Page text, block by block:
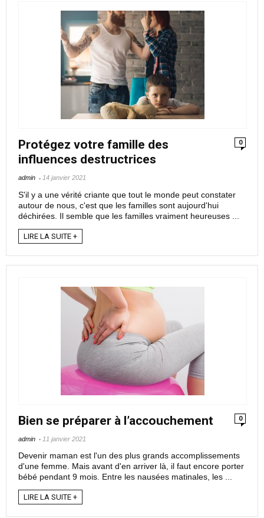
Protégez votre famille des
influences destructrices
0
admin 14 janvier 2021
S'il y a une vérité criante que tout le monde peut constater
autour de nous, c'est que les familles sont aujourd'hui
déchirées. Il semble que les familles vraiment heureuses ...
LIRE LA SUITE +
Bien se préparer à l’accouchement 0
admin 11 janvier 2021
Devenir maman est l'un des plus grands accomplissements
d'une femme. Mais avant d'en arriver là, il faut encore porter
bébé pendant 9 mois. Entre les nausées matinales, les ...
LIRE LA SUITE +